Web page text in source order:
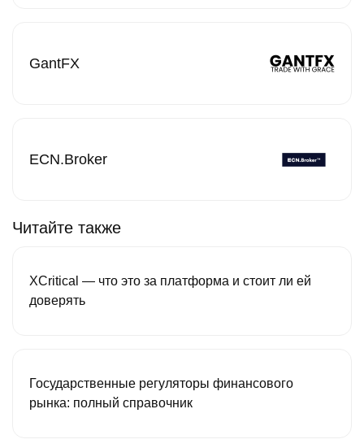
GantFX
ECN.Broker
Читайте также
XCritical — что это за платформа и стоит ли ей
доверять
Государственные регуляторы финансового
рынка: полный справочник